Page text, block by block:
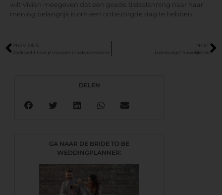
DELEN
GA NAAR DE BRIDE TO BE
WEDDINGPLANNER:
wilt Vivian meegeven dat een goede tijdsplanning naar haar
mening belangrijk is om een onbezorgde dag te hebben!
PREVIOUS
Zoektocht naar je mooiste bruidsaccessoires
NEXT
Low budget huwelijksreis